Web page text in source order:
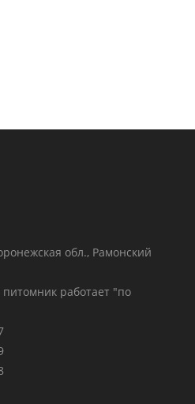
обл., Рамонский
работает "по